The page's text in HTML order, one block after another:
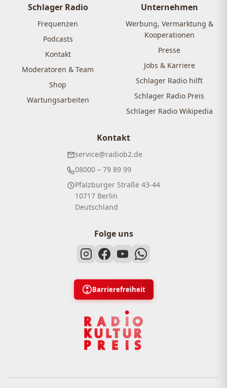
Schlager Radio
Frequenzen
Podcasts
Kontakt
Moderatoren & Team
Shop
Wartungsarbeiten
Unternehmen
Werbung, Vermarktung &
Kooperationen
Presse
Jobs & Karriere
Schlager Radio hilft
Schlager Radio Preis
Schlager Radio Wikipedia
Kontakt
service@radiob2.de
08000 – 79 89 99
Pfalzburger Straße 43-44
10717 Berlin
Deutschland
Folge uns
Barrierefreiheit